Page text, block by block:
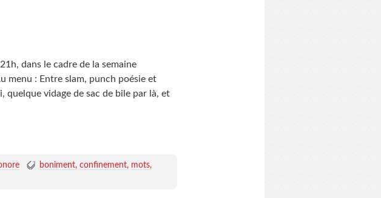
dans le cadre de la semaine
menu : Entre slam, punch poésie et
quelque vidage de sac de bile par là, et
boniment confinement mots